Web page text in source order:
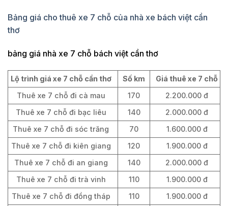
Bảng giá cho thuê xe 7 chỗ của nhà xe bách việt cần
thơ
bảng giá nhà xe 7 chỗ bách việt cần thơ
Lộ trình giá xe 7 chỗ cần thơ Số km
Giá thuê xe 7 chỗ
Thuê xe 7 chỗ đi cà mau
170
2.200.000 đ
Thuê xe 7 chỗ đi bạc liêu
140
2.000.000 đ
Thuê xe 7 chỗ đi sóc trăng
70
1.600.000 đ
Thuê xe 7 chỗ đi kiên giang
120
1.900.000 đ
Thuê xe 7 chỗ đi an giang
140
2.000.000 đ
Thuê xe 7 chỗ đi trà vinh
110
1.900.000 đ
Thuê xe 7 chỗ đi đồng tháp
110
1.900.000 đ